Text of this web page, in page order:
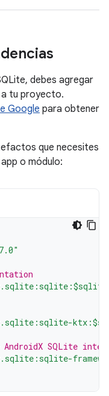
debes agregar
tu proyecto.
Google para obtener
que necesites
o módulo:
SQLite